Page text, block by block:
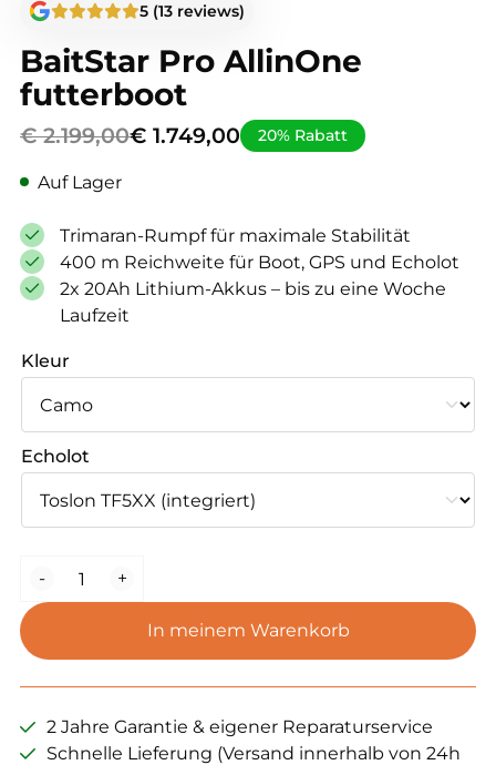
BaitStar Pro AllinOne
futterboot
€2.199,00
Ursprünglicher
war:
€ 2.199,00
€ 1.749,00
Aktueller
ist:
€ 1.749,00.
20% Rabatt
Auf Lager
Trimaran-Rumpf für maximale Stabilität
400 m Reichweite für Boot, GPS und Echolot
2x 20Ah Lithium-Akkus – bis zu eine Woche
Laufzeit
Kleur
Echolot
-
BaitStar
AllinOne
futterboot
+
In meinem Warenkorb
5 (13 reviews)
2 Jahre Garantie & eigener Reparaturservice
Schnelle Lieferung (Versand innerhalb von 24h